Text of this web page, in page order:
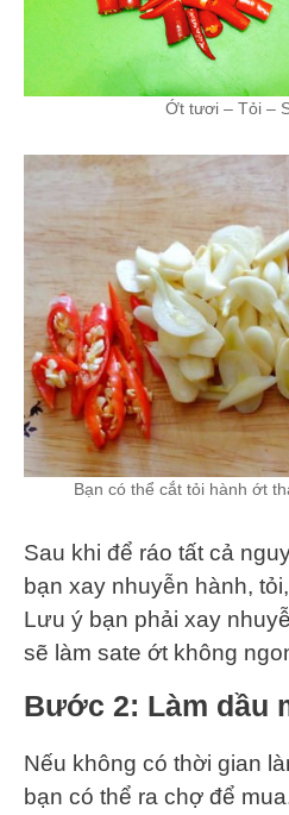
Ớt tươi – Tỏi –
Bạn có thể cắt tỏi hành ớt
Sau khi để ráo tất cả
bạn xay nhuyễn hành,
Lưu ý bạn phải xay
sẽ làm sate ớt không
Bước 2: Làm dầu
Nếu không có thời gian
bạn có thể ra chợ để